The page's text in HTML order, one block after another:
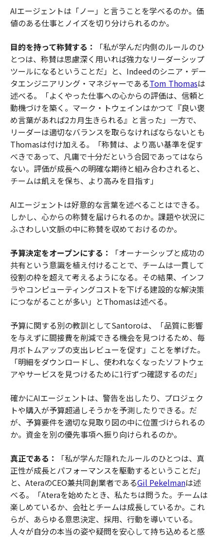
AIエージェントは「ノー」と言うことを学べるのか。価
値のある仕事とノイズを切り分けられるのか。
目的を持って称賛する：
「私が学んだ内側のルールのひ
とつは、称賛は思慮深く用いれば強力なリーダーシップ
ツールになるということだ」と、Indeedのシニア・デー
タエンジニアリング・マネジャーであるTom Thomasは
述べる。「よくやった仕事への心からの評価は、信頼と
動機づけを築く。マーク・トウェインはかつて『良い褒
め言葉があれば2カ月生きられる』と言った」一方で、
リーダーは適切なバランスを取らなければならないとも
Thomasは付け加える。「称賛は、より高い基準を促す
べきであって、凡庸で十分だという合図であってはなら
ない。評価が成長への明確な期待と組み合わされると、
チームは飢えを保ち、より高みを目指す」
AIエージェントは好意的な言葉を述べることはできる。
しかし、心からの称賛を届けられるのか。課題や状況に
ふさわしい文脈の中に称賛を収めておけるのか。
予算決定をオープンにする：
「オーナーシップと成功の
共有という意識を植え付けることで、チームは一貫して
役割の枠を超えて考えるようになる。その結果、インフ
ラやコンピューティングコストを下げる建設的な解決策
につながることが多い」とThomasは述べる。
予算に関する別の教訓としてSantoroは、「品質に影響
を与えずに間接費を削減できる機会を見つけるため、毎
月ボトムアップの支出レビューを促す」ことを挙げた。
「明細をダウンロードし、使われなくなったソフトウェ
アやサービスを見つけるために1行ずつ確認するのだ」
確かにAIエージェントは、警告を出したり、プロジェク
トや購入が予算超過しそうかを予測したりできる。だ
が、予算要件を適切な見取り図の中に位置づけられるの
か。資金を別の優先事項へ振り向けられるのか。
真正である：
「私が学んだ隠れたルールのひとつは、真
正性が成長とパフォーマンスを駆動するということだ」
と、AteraのCEO兼共同創業者であるGil Pekelmanは述
べる。「Ateraを始めたとき、私たちは問うた。チームは
楽しめているか、会社とチームは成長しているか。これ
らが、あらゆる意思決定、採用、行動を導いている。
人々が自分の本当の姿や疑問を安心して持ち込めると感